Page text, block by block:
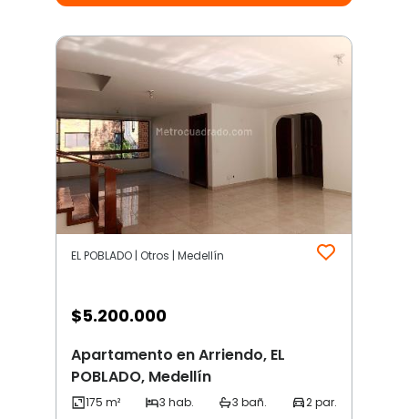
EL POBLADO | Otros | Medellín
$5.200.000
Apartamento en Arriendo, EL
POBLADO, Medellín